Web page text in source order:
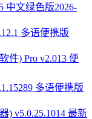
中文绿色版2026-
多语便携版
件) Pro v2.013 便
多语便携版
) v5.0.25.1014 最新